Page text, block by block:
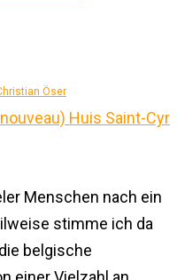
Öser
Menschen nach ein
stimme ich da
belgische